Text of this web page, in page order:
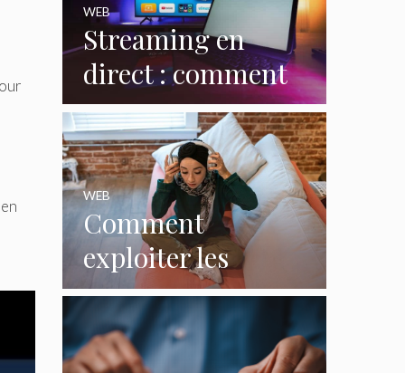
Streaming en
direct : comment
le web redéfinit les
émissions et
programmes TV ?
WEB
Comment
exploiter les
casques gaming
pour créer du
contenu viral ?
WEB